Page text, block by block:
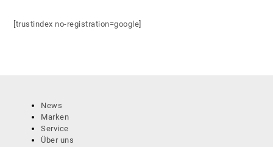
[trustindex no-registration=google]
News
Marken
Service
Über uns